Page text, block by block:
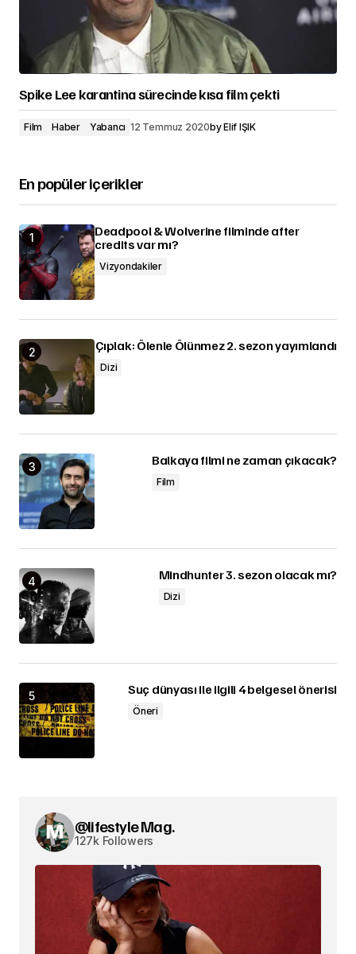
Spike Lee karantina sürecinde kısa film çekti
Film Haber Yabancı 12 Temmuz 2020byElif IŞIK
En popüler içerikler
Deadpool & Wolverine filminde after
credits var mı?
Vizyondakiler
Çıplak: Ölenle Ölünmez 2. sezon yayımlandı
Dizi
Balkaya filmi ne zaman çıkacak?
Film
Mindhunter 3. sezon olacak mı?
Dizi
Suç dünyası ile ilgili 4 belgesel önerisi
Öneri
@lifestyle Mag.
127k Followers